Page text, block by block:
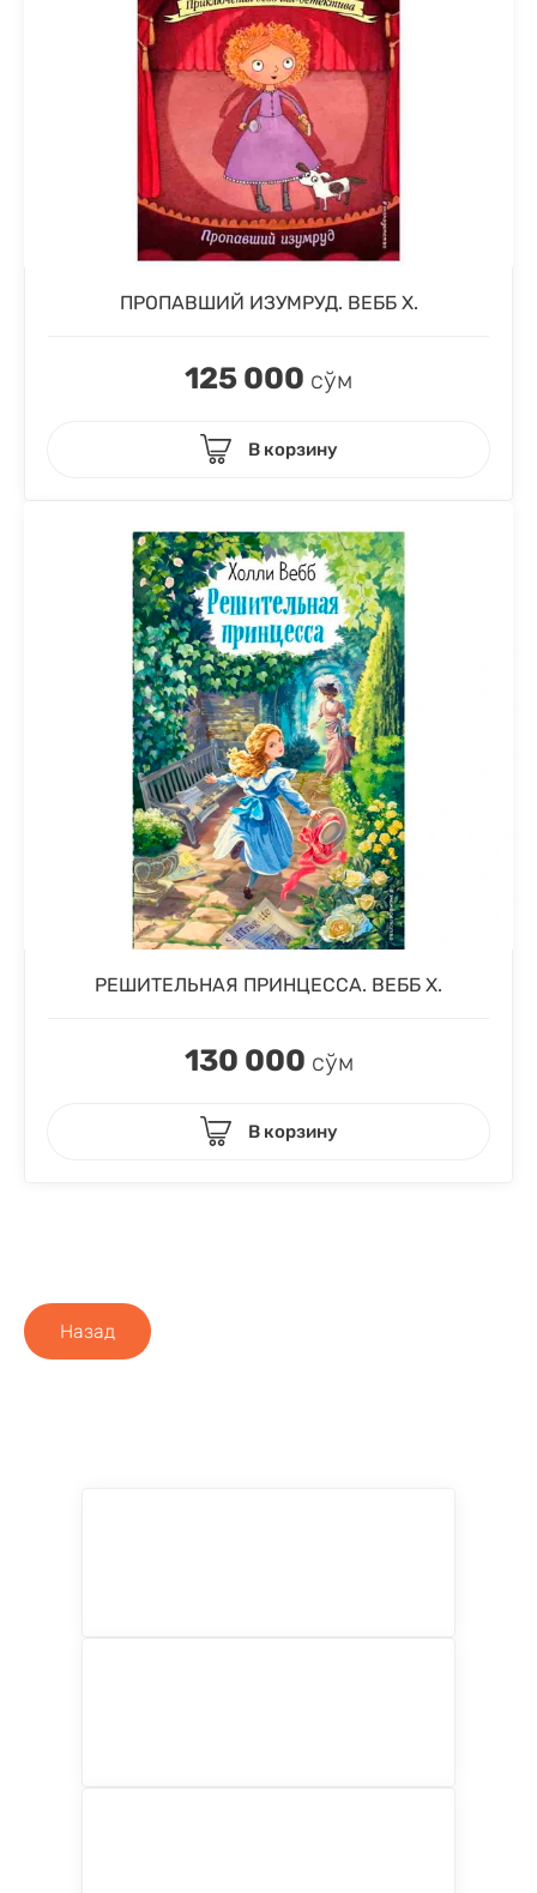
ПРОПАВШИЙ ИЗУМРУД. ВЕББ Х.
125 000 сўм
В корзину
РЕШИТЕЛЬНАЯ ПРИНЦЕССА. ВЕББ Х.
130 000 сўм
В корзину
Назад